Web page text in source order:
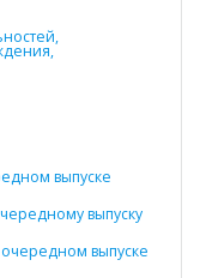
выпуске
выпуску
очередном выпуске